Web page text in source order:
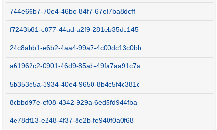
744e66b7-70e4-46be-84f7-67ef7ba8dcff
f7243b81-c877-44ad-a2f9-281eb35dc145
24c8abb1-e6b2-4aa4-99a7-4c00dc13c0bb
a61962c2-0901-46d9-85ab-49fa7aa91c7a
5b353e5a-3934-40e4-9650-8b4c5f4c381c
8cbbd97e-ef08-4342-929a-6ed5fd944fba
4e78df13-e248-4f37-8e2b-fe940f0a0f68